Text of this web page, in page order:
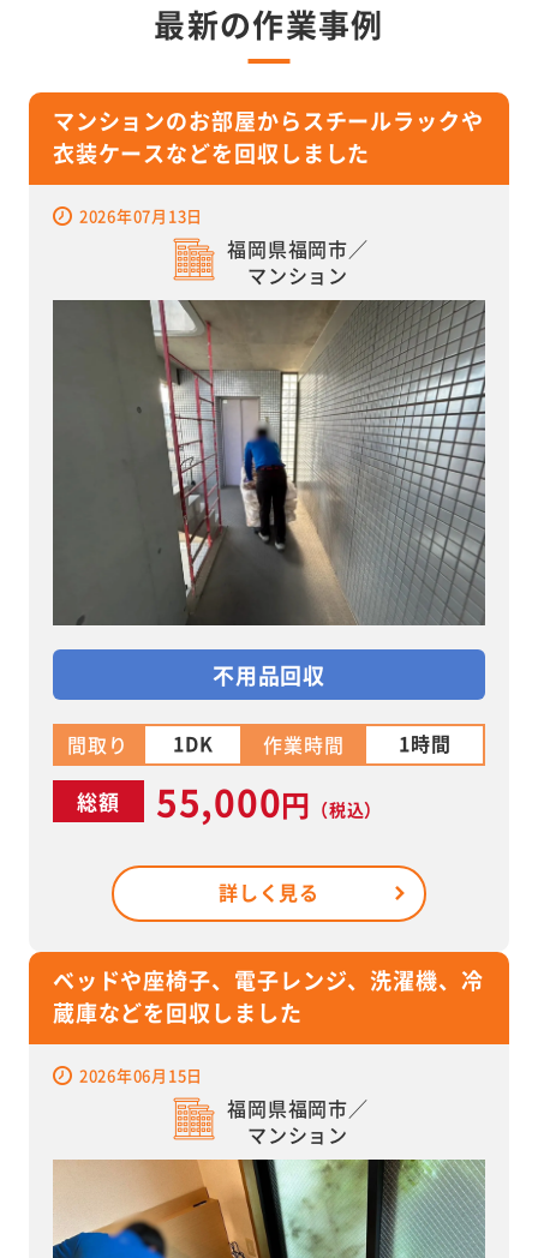
最新の作業事例
マンションのお部屋からスチールラックや
衣装ケースなどを回収しました
2026年07月13日
福岡県福岡市／
マンション
不用品回収
間取り 1DK 作業時間 1時間
総額 55,000円 （税込）
詳しく見る
ベッドや座椅子、電子レンジ、洗濯機、冷
蔵庫などを回収しました
2026年06月15日
福岡県福岡市／
マンション